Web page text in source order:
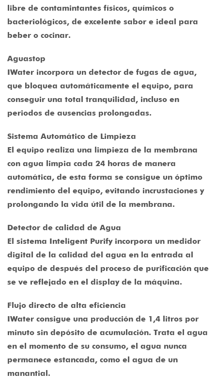
libre de contamintantes físicos, químicos o
bacteriológicos, de excelente sabor e ideal para
beber o cocinar.
Aguastop
IWater incorpora un detector de fugas de agua,
que bloquea automáticamente el equipo, para
conseguir una total tranquilidad, incluso en
periodos de ausencias prolongadas.
Sistema Automático de Limpieza
El equipo realiza una limpieza de la membrana
con agua limpia cada 24 horas de manera
automática, de esta forma se consigue un óptimo
rendimiento del equipo, evitando incrustaciones y
prolongando la vida útil de la membrana.
Detector de calidad de Agua
El sistema Inteligent Purify incorpora un medidor
digital de la calidad del agua en la entrada al
equipo de después del proceso de purificación que
se ve reflejado en el display de la máquina.
Flujo directo de alta eficiencia
IWater consigue una producción de 1,4 litros por
minuto sin depósito de acumulación. Trata el agua
en el momento de su consumo, el agua nunca
permanece estancada, como el agua de un
manantial.